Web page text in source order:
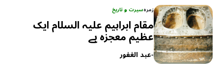
زمرہسیرت و تاریخ
مقام ابراہیم علیہ السلام ایک
عظیم معجزہ ہے
-عبد الغفور